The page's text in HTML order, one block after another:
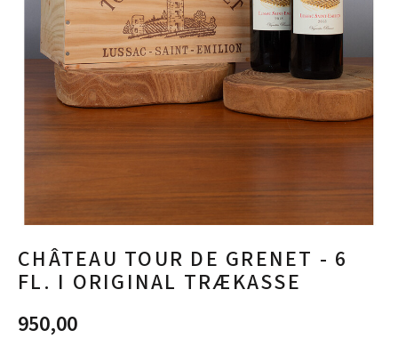
CHÂTEAU TOUR DE GRENET - 6
FL. I ORIGINAL TRÆKASSE
950,00